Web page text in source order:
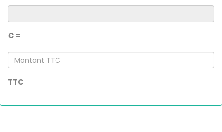
TVA
€ =
Montant
TTC
TTC